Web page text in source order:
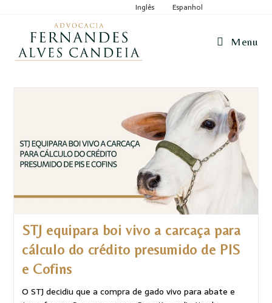
Inglês Espanhol
Menu
STJ equipara boi vivo a carcaça para
cálculo do crédito presumido de PIS
e Cofins
O STJ decidiu que a compra de gado vivo para abate e